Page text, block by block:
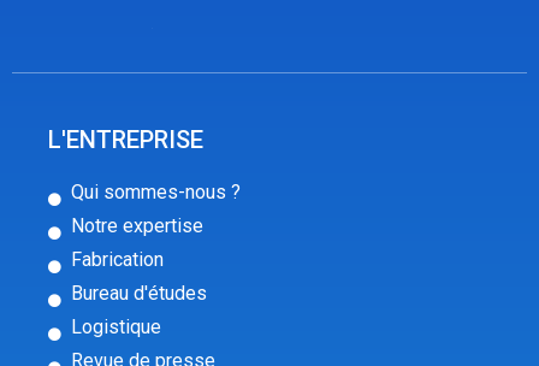
L'ENTREPRISE
Qui sommes-nous ?
Notre expertise
Fabrication
Bureau d'études
Logistique
Revue de presse